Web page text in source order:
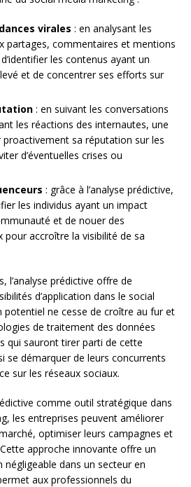
virales : en analysant les
partages, commentaires et mentions
les contenus ayant un
et de concentrer ses efforts sur
: en suivant les conversations
les réactions des internautes, une
sa réputation sur les
d’éventuelles crises ou
: grâce à l’analyse prédictive,
les individus ayant un impact
et de nouer des
pour accroître la visibilité de sa
l’analyse prédictive offre de
d’application dans le social
ne cesse de croître au fur et
de traitement des données
qui sauront tirer parti de cette
se démarquer de leurs concurrents
sur les réseaux sociaux.
comme outil stratégique dans
les entreprises peuvent améliorer
optimiser leurs campagnes et
approche innovante offre un
dans un secteur en
aux professionnels du